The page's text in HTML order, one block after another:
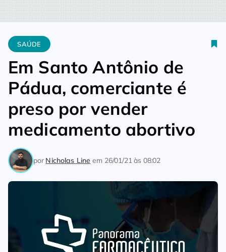
Home Saúde Em Santo Antônio de Pádua, comerciante é
SAÚDE
Em Santo Antônio de
Pádua, comerciante é
preso por vender
medicamento abortivo
por Nicholas Line em 26/01/21 às 08:02